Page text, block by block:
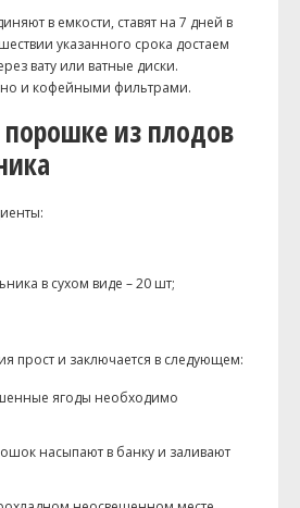
в емкости, ставят на 7 дней в
указанного срока достаем
вату или ватные диски.
и кофейными фильтрами.
порошке из плодов
в сухом виде – 20 шт;
прост и заключается в следующем:
ягоды необходимо
насыпают в банку и заливают